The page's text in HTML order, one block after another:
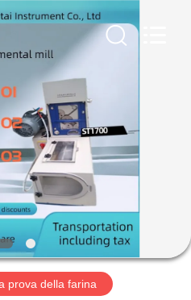
prova della farina